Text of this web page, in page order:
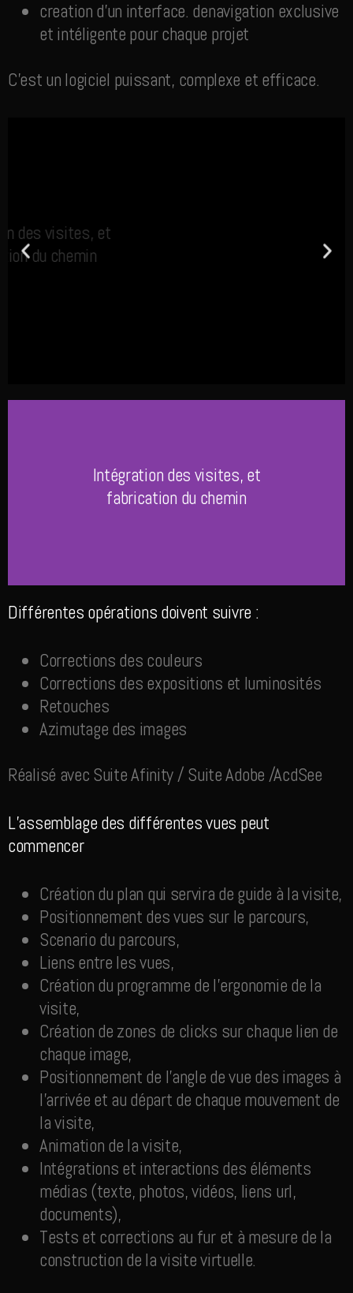
creation d’un interface. denavigation exclusive
et intéligente pour chaque projet
C’est un logiciel puissant, complexe et efficace.
Intégration des visites, et
Intégration des visites, et
fabrication du chemin
Différentes opérations doivent suivre :
Corrections des couleurs
Corrections des expositions et luminosités
Retouches
Azimutage des images
Réalisé avec Suite Afinity / Suite Adobe /AcdSee
L’assemblage des différentes vues peut
commencer
Création du plan qui servira de guide à la visite,
Positionnement des vues sur le parcours,
Scenario du parcours,
Liens entre les vues,
Création du programme de l’ergonomie de la
visite,
Création de zones de clicks sur chaque lien de
chaque image,
Positionnement de l’angle de vue des images à
l’arrivée et au départ de chaque mouvement de
la visite,
Animation de la visite,
Intégrations et interactions des éléments
médias (texte, photos, vidéos, liens url,
documents),
Tests et corrections au fur et à mesure de la
construction de la visite virtuelle.